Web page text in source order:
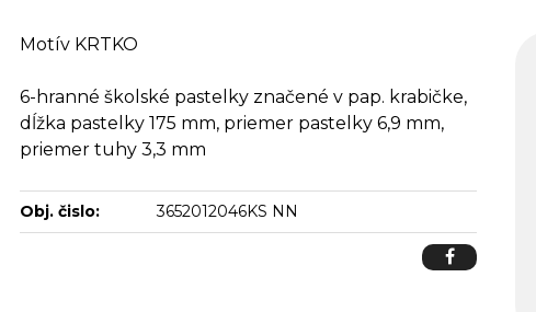
Motív KRTKO
6-hranné školské pastelky značené v pap. krabičke,
dĺžka pastelky 175 mm, priemer pastelky 6,9 mm,
priemer tuhy 3,3 mm
Obj. čislo: 3652012046KS NN